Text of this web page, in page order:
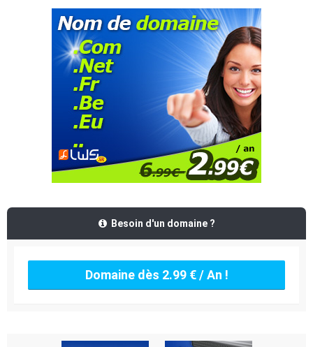
Besoin d'un domaine ?
Domaine dès 2.99 € / An !